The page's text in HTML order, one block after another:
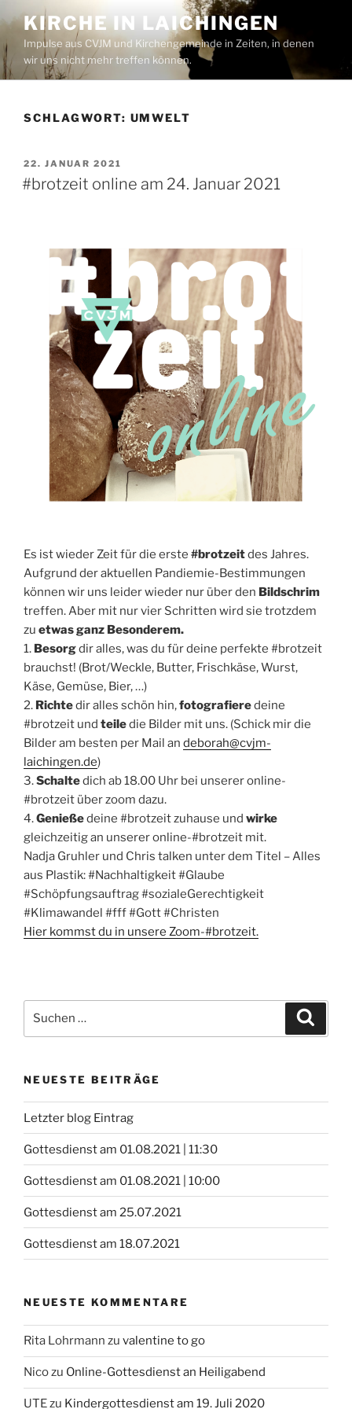
Inhalt
springen
KIRCHE IN LAICHINGEN
Impulse aus CVJM und Kirchengemeinde in Zeiten, in denen
wir uns nicht mehr treffen können.
SCHLAGWORT: UMWELT
VERÖFFENTLICHT
AM
22. JANUAR 2021
#brotzeit online am 24. Januar 2021
Es ist wieder Zeit für die erste #brotzeitdes Jahres.
Aufgrund der aktuellen Pandiemie-Bestimmungen
können wir uns leider wieder nur über den Bildschrim
treffen. Aber mit nur vier Schritten wird sie trotzdem
zu etwas ganz Besonderem.
1. Besorgdir alles, was du für deine perfekte #brotzeit
brauchst! (Brot/Weckle, Butter, Frischkäse, Wurst,
Käse, Gemüse, Bier, …)
2. Richtedir alles schön hin,fotografieredeine
#brotzeit und teiledie Bilder mit uns. (Schick mir die
Bilder am besten per Mail an deborah@cvjm-
laichingen.de)
3.Schaltedich ab 18.00 Uhr bei unserer online-
#brotzeit über zoom dazu.
4.Genießedeine #brotzeit zuhause und wirke
gleichzeitig an unserer online-#brotzeit mit.
Nadja Gruhler und Chris talken unter dem Titel – Alles
aus Plastik: #Nachhaltigkeit #Glaube
#Schöpfungsauftrag #sozialeGerechtigkeit
#Klimawandel #fff #Gott #Christen
Hier kommst du in unsere Zoom-#brotzeit.
nach:
NEUESTE BEITRÄGE
Letzter blog Eintrag
Gottesdienst am 01.08.2021 | 11:30
Gottesdienst am 01.08.2021 | 10:00
Gottesdienst am 25.07.2021
Gottesdienst am 18.07.2021
NEUESTE KOMMENTARE
Rita Lohrmann zu valentine to go
Nicozu Online-Gottesdienst an Heiligabend
UTEzu Kindergottesdienst am 19. Juli 2020